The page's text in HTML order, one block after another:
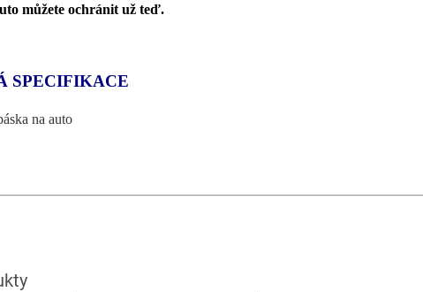
můžete ochránit už teď.
SPECIFIKACE
na auto